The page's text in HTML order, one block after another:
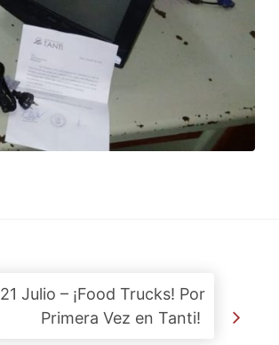
21 Julio – ¡Food Trucks! Por
Primera Vez en Tanti!